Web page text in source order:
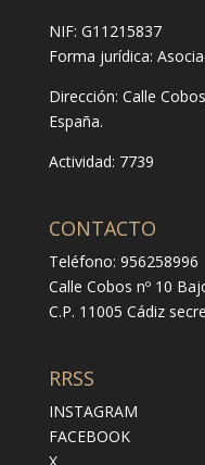
NIF: G11215837
Forma jurídica:
Dirección: Calle
España.
Actividad: 7739
CONTACTO
Teléfono: 956258996
Calle Cobos nº 10
C.P. 11005 Cádiz
RRSS
INSTAGRAM
FACEBOOK